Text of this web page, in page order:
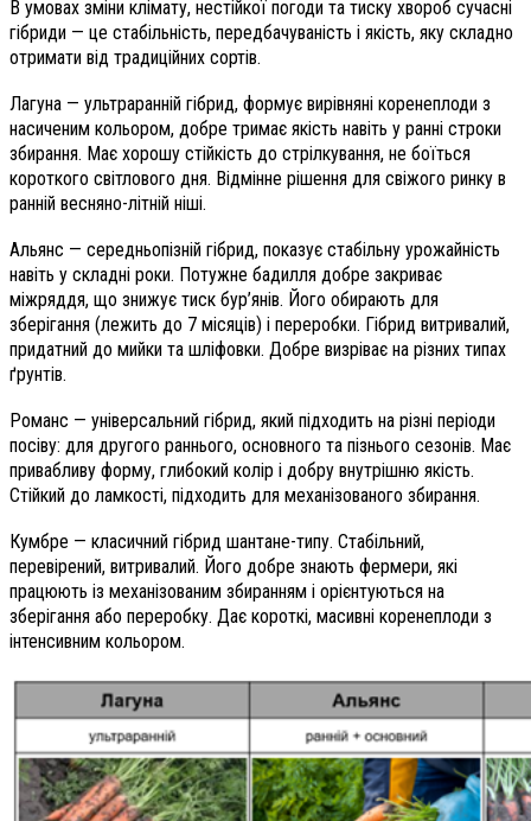
В умовах зміни клімату, нестійкої погоди та тиску хвороб сучасні
гібриди — це стабільність, передбачуваність і якість, яку складно
отримати від традиційних сортів.
Лагуна — ультраранній гібрид, формує вирівняні коренеплоди з
насиченим кольором, добре тримає якість навіть у ранні строки
збирання. Має хорошу стійкість до стрілкування, не боїться
короткого світлового дня. Відмінне рішення для свіжого ринку в
ранній весняно-літній ніші.
Альянс — середньопізній гібрид, показує стабільну урожайність
навіть у складні роки. Потужне бадилля добре закриває
міжряддя, що знижує тиск бур’янів. Його обирають для
зберігання (лежить до 7 місяців) і переробки. Гібрид витривалий,
придатний до мийки та шліфовки. Добре визріває на різних типах
ґрунтів.
Романс — універсальний гібрид, який підходить на різні періоди
посіву: для другого раннього, основного та пізнього сезонів. Має
привабливу форму, глибокий колір і добру внутрішню якість.
Стійкий до ламкості, підходить для механізованого збирання.
Кумбре — класичний гібрид шантане-типу. Стабільний,
перевірений, витривалий. Його добре знають фермери, які
працюють із механізованим збиранням і орієнтуються на
зберігання або переробку. Дає короткі, масивні коренеплоди з
інтенсивним кольором.